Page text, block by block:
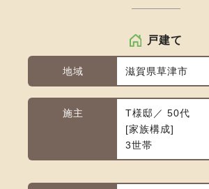
戸建て
地域 滋賀県草津市
施主
T様邸／ 50代
家族構成
3世帯